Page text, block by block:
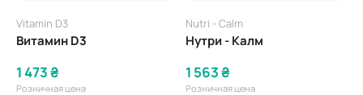
Vitamin D3
Витамин D3
1 473 ₴
Розничная цена
Nutri - Calm
Нутри - Калм
1 563 ₴
Розничная цена